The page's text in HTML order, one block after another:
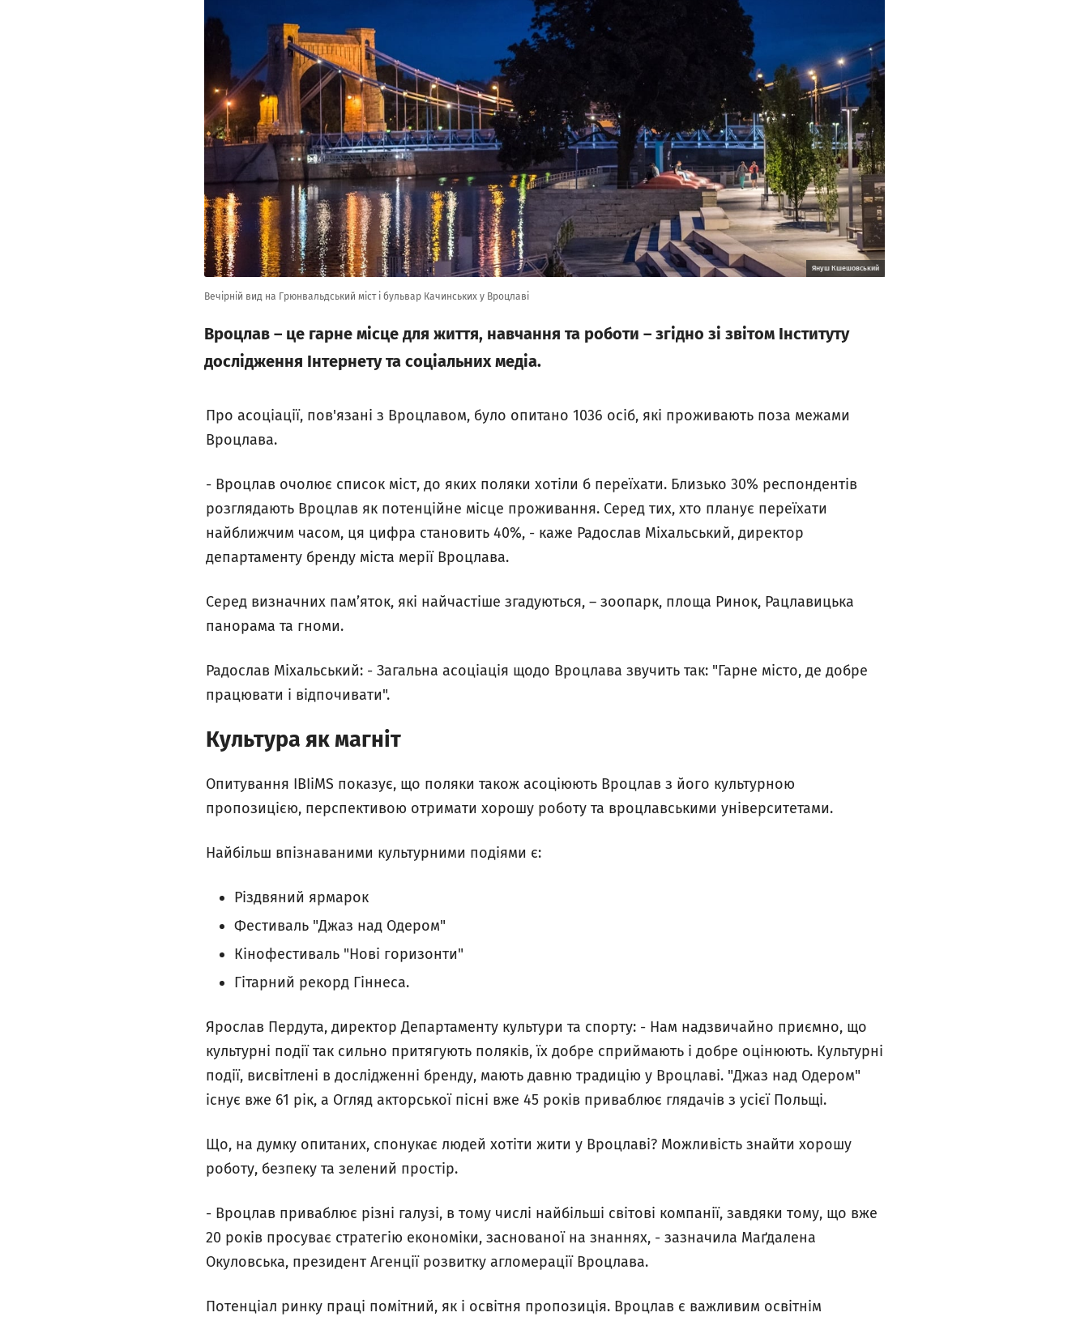
Януш Кшешовський
Вечірній вид на Грюнвальдський міст і бульвар Качинських у Вроцлаві
Вроцлав – це гарне місце для життя, навчання та роботи – згідно зі звітом Інституту
дослідження Інтернету та соціальних медіа.
Про асоціації, пов'язані з Вроцлавом, було опитано 1036 осіб, які проживають поза межами
Вроцлава.
- Вроцлав очолює список міст, до яких поляки хотіли б переїхати. Близько 30% респондентів
розглядають Вроцлав як потенційне місце проживання. Серед тих, хто планує переїхати
найближчим часом, ця цифра становить 40%, - каже Радослав Міхальський, директор
департаменту бренду міста мерії Вроцлава.
Серед визначних пам’яток, які найчастіше згадуються, – зоопарк, площа Ринок, Рацлавицька
панорама та гноми.
Радослав Міхальський: - Загальна асоціація щодо Вроцлава звучить так: "Гарне місто, де добре
працювати і відпочивати".
Культура як магніт
Опитування IBIiMS показує, що поляки також асоціюють Вроцлав з його культурною
пропозицією, перспективою отримати хорошу роботу та вроцлавськими університетами.
Найбільш впізнаваними культурними подіями є:
Різдвяний ярмарок
Фестиваль "Джаз над Одером"
Кінофестиваль "Нові горизонти"
Гітарний рекорд Гіннеса.
Ярослав Пердута, директор Департаменту культури та спорту: - Нам надзвичайно приємно, що
культурні події так сильно притягують поляків, їх добре сприймають і добре оцінюють. Культурні
події, висвітлені в дослідженні бренду, мають давню традицію у Вроцлаві. "Джаз над Одером"
існує вже 61 рік, а Огляд акторської пісні вже 45 років приваблює глядачів з усієї Польщі.
Що, на думку опитаних, спонукає людей хотіти жити у Вроцлаві? Можливість знайти хорошу
роботу, безпеку та зелений простір.
- Вроцлав приваблює різні галузі, в тому числі найбільші світові компанії, завдяки тому, що вже
20 років просуває стратегію економіки, заснованої на знаннях, - зазначила Маґдалена
Окуловська, президент Агенції розвитку агломерації Вроцлава.
Потенціал ринку праці помітний, як і освітня пропозиція. Вроцлав є важливим освітнім